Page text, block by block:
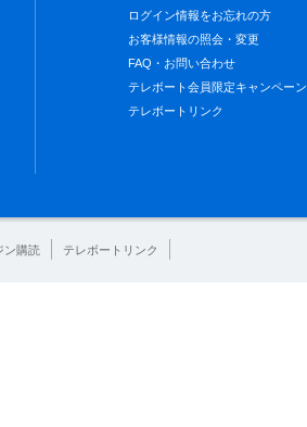
ログイン情報をお忘れの方
お客様情報の照会・変更
FAQ・お問い合わせ
テレボート会員限定キャンペーン
テレボートリンク
ン購読 テレボートリンク